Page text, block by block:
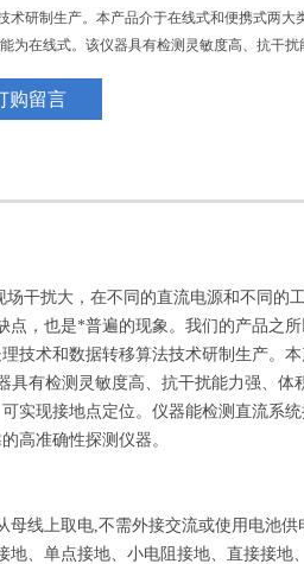
术研制生产。本产品介于在线式和便携式两大
为在线式。该仪器具有检测灵敏度高、抗干
购留言
干扰大，在不同的直流电源和不同的
，也是*普遍的现象。我们的产品之
技术和数据转移算法技术研制生产。
具有检测灵敏度高、抗干扰能力强、体
实现接地点定位。仪器能检测直流系统
高准确性探测仪器。
线上取电,不需外接交流或使用电池供
、单点接地、小电阻接地、直接接地